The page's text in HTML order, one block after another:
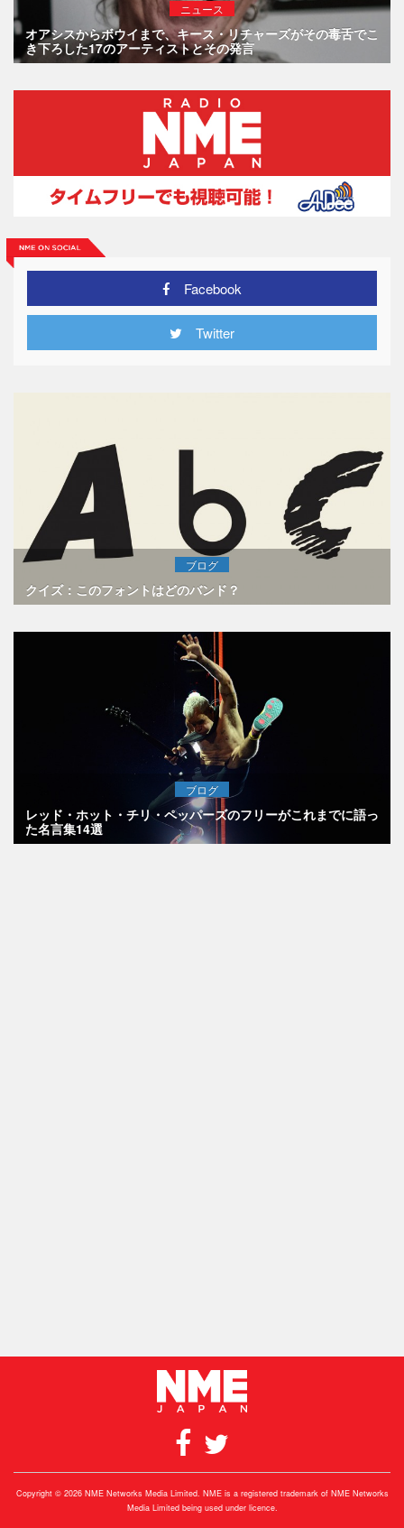
ニュース
オアシスからボウイまで、キース・リチャーズがその毒舌でこ
き下ろした17のアーティストとその発言
Facebook
Twitter
ブログ
クイズ：このフォントはどのバンド？
ブログ
レッド・ホット・チリ・ペッパーズのフリーがこれまでに語っ
た名言集14選
Copyright © 2026 NME Networks Media Limited. NME is a registered trademark of NME Networks
Media Limited being used under licence.